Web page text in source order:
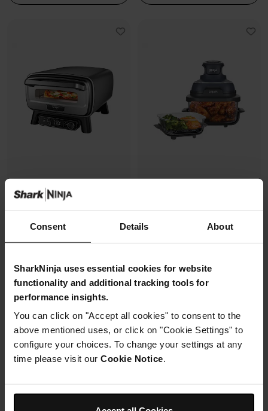
Consent Details About
SharkNinja uses essential cookies for website
functionality and additional tracking tools for
performance insights.
You can click on "Accept all cookies" to consent to the
above mentioned uses, or click on "Cookie Settings" to
configure your choices. To change your settings at any
time please visit our Cookie Notice.
Four à pizza électrique
Housse de protection offerte* avec
ce four à pizza. En savoir plus
239,99 €Prix le + bas sur 30j
Modèle: FN101EUGY
2 cuves en verre (1.4L + 3.8L)
Préparez, cuisinez, conservez
avec un même récipient.
Modulaire, compact, facile à
ranger et emporter.
109,99 €Prix le + bas sur 30j